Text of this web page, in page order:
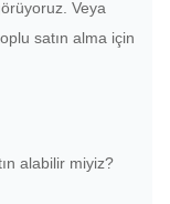
Veya
satın alma için
alabilir miyiz?